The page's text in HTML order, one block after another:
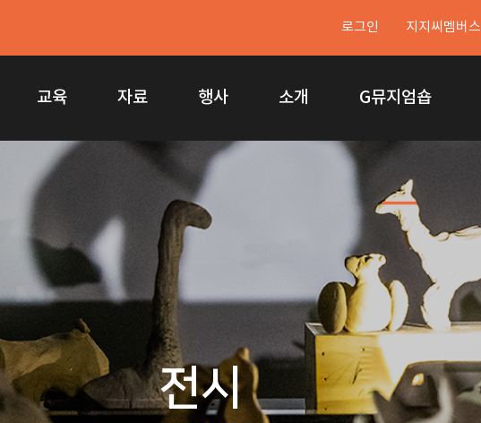
로그인 지지씨멤버스
교육 자료 행사 소개 G뮤지엄숍
전시